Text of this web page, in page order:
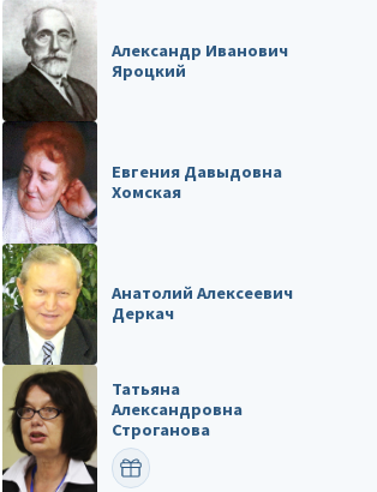
Александр Иванович
Яроцкий
Евгения Давыдовна
Хомская
Анатолий Алексеевич
Деркач
Татьяна
Александровна
Строганова
ПОЗДРАВИТЬ